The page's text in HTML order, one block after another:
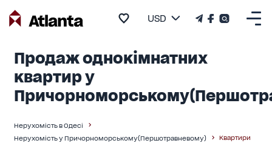
USD
Продаж однокімнатних
квартир у
Нерухомість в Одесі
Нерухомість у Причорноморському(Першотравневому)
Квартири